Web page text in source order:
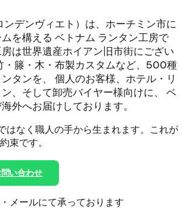
デンヴィエト）は、ホーチミン市に
を構える ベトナム ランタン工房で
は世界遺産ホイアン旧市街にござい
・籐・木・布製カスタムなど、500種
タンを、 個人のお客様、ホテル・リ
、そして卸売バイヤー様向けに、 ベ
外へお届けしております。
はなく職人の手から生まれます。これが
束です。
い合わせ
メールにて承っております